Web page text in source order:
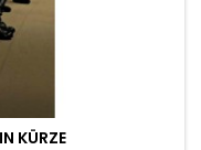
KÜRZE